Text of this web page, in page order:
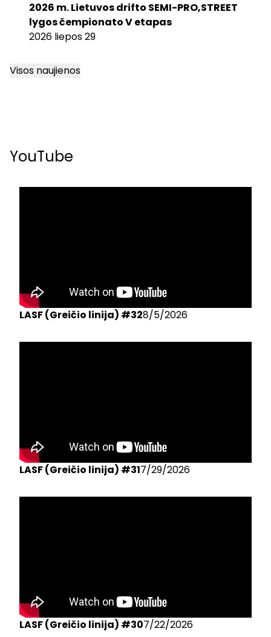
2026 m. Lietuvos drifto SEMI-PRO,STREET
lygos čempionato V etapas
2026 liepos 29
Visos naujienos
YouTube
LASF (Greičio linija) #328/5/2026
LASF (Greičio linija) #317/29/2026
LASF (Greičio linija) #307/22/2026